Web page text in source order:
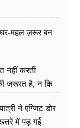
घर-महल ज़रूर बन
नहीं करती
जरूरत है, न कि
ने एग्जिट डोर
खतरे में पड़ गई